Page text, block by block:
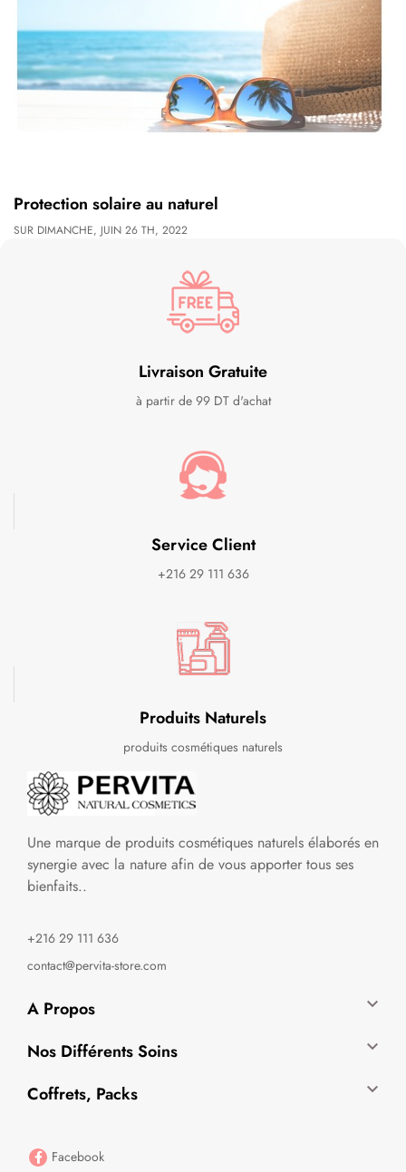
Protection solaire au naturel
SUR DIMANCHE, JUIN 26 TH, 2022
Livraison Gratuite
à partir de 99 DT d'achat
Service Client
+216 29 111 636
Produits Naturels
produits cosmétiques naturels
Une marque de produits cosmétiques naturels élaborés en
synergie avec la nature afin de vous apporter tous ses
bienfaits..
+216 29 111 636
contact@pervita-store.com
A Propos 
Nos Différents Soins 
Coffrets, Packs 
Facebook